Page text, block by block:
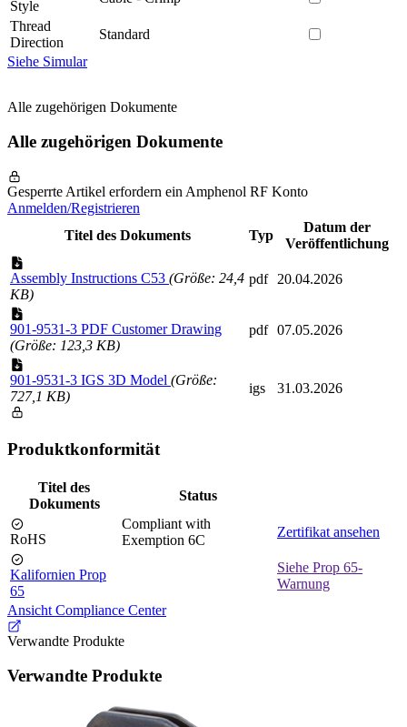
Style
Thread
Direction
Standard
Siehe Simular
Alle zugehörigen Dokumente
Alle zugehörigen Dokumente
Gesperrte Artikel erfordern ein Amphenol RF Konto
Anmelden/Registrieren
Titel des Dokuments
Typ
Datum der
Veröffentlichung
Assembly Instructions C53 (Größe: 24,4
KB)
pdf 20.04.2026
901-9531-3 PDF Customer Drawing
(Größe: 123,3 KB)
pdf 07.05.2026
901-9531-3 IGS 3D Model (Größe:
727,1 KB)
igs 31.03.2026
Produktkonformität
Titel des
Dokuments
Status
RoHS
Compliant with
Exemption 6C
Zertifikat ansehen
Kalifornien Prop
65
Siehe Prop 65-
Warnung
Ansicht Compliance Center
Verwandte Produkte
Verwandte Produkte